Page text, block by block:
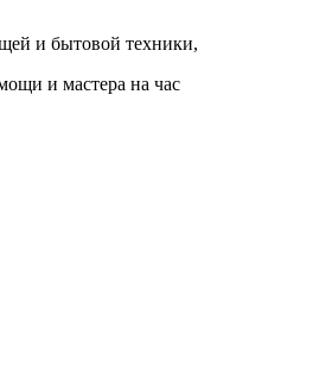
и бытовой техники,
и мастера на час